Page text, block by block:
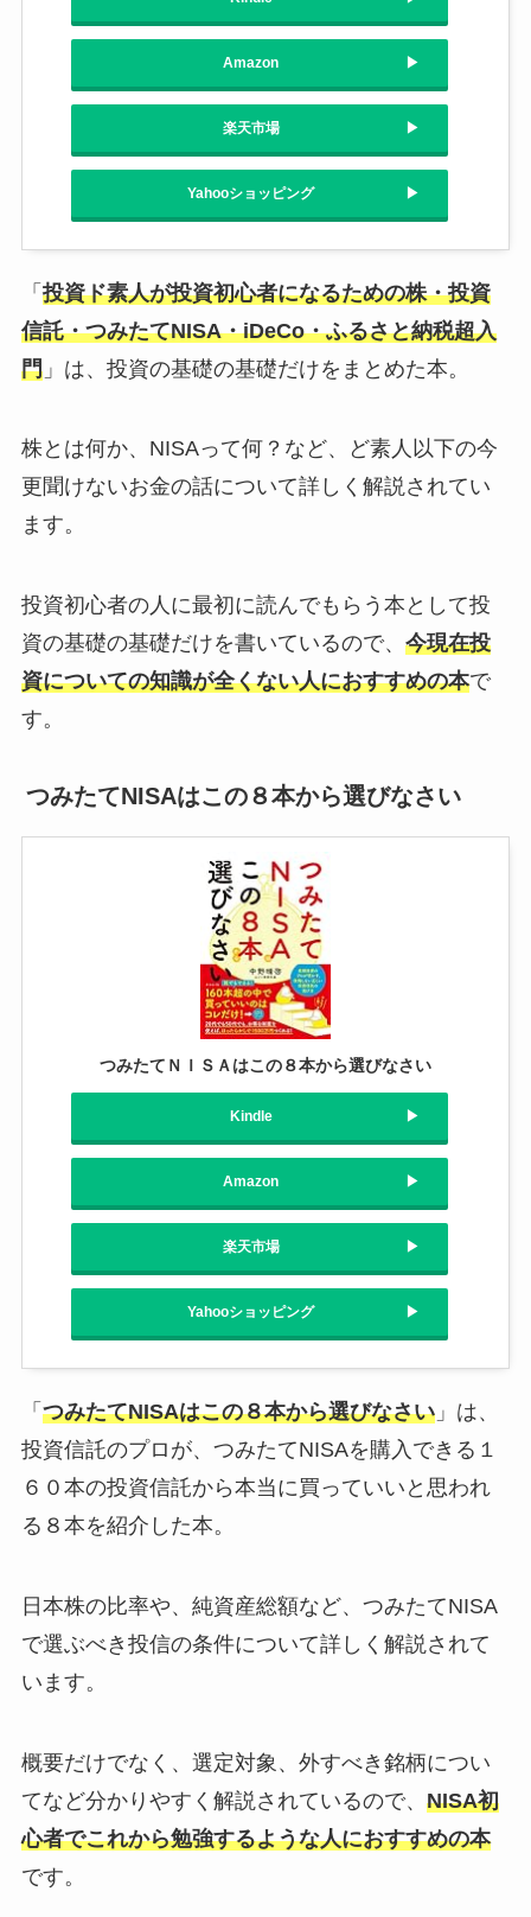
Amazon
楽天市場
Yahooショッピング
「 投資ド素人が投資初心者になるための株・投資
信託・つみたてNISA・iDeCo・ふるさと納税超入
門」は、投資の基礎の基礎だけをまとめた本。
株とは何か、NISAって何？など、ど素人以下の今
更聞けないお金の話について詳しく解説されてい
ます。
投資初心者の人に最初に読んでもらう本として投
資の基礎の基礎だけを書いているので、 今現在投
資についての知識が全くない人におすすめの本で
す。
つみたてNISAはこの８本から選びなさい
つみたてＮＩＳＡはこの８本から選びなさい
Kindle
Amazon
楽天市場
Yahooショッピング
「 つみたてNISAはこの８本から選びなさい」は、
投資信託のプロが、つみたてNISAを購入できる１
６０本の投資信託から本当に買っていいと思われ
る８本を紹介した本。
日本株の比率や、純資産総額など、つみたてNISA
で選ぶべき投信の条件について詳しく解説されて
います。
概要だけでなく、選定対象、外すべき銘柄につい
てなど分かりやすく解説されているので、 NISA初
心者でこれから勉強するような人におすすめの本
です。